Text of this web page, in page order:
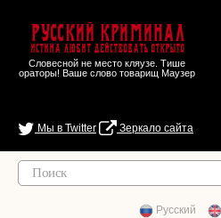
Русский Криминал
Истина любит действовать открыто
Словесной не место кляузе. Тише
ораторы! Ваше слово товарищ Маузер
Мы в Twitter Зеркало сайта
Русский